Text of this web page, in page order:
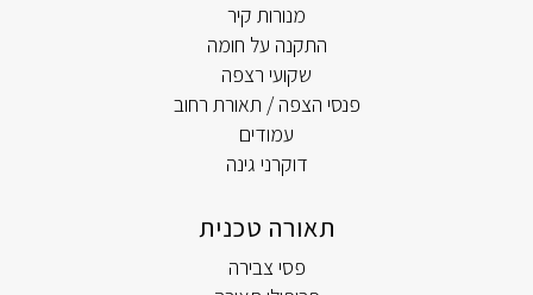
מנורות קיר
התקנה על חומה
שקועי רצפה
פנסי הצפה / תאורת רחוב
עמודים
דוקרני גינה
תאורה טכנית
פסי צבירה